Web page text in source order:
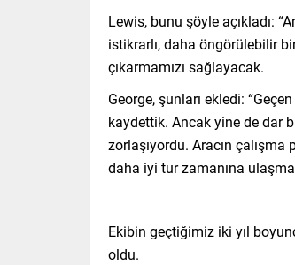
Lewis, bunu şöyle açıkladı:
istikrarlı, daha öngörülebilir
çıkarmamızı sağlayacak.
George, şunları ekledi:
kaydettik. Ancak yine de dar
zorlaşıyordu. Aracın
daha iyi tur zamanına
Ekibin geçtiğimiz iki yıl
oldu.